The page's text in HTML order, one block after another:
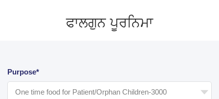
ਫਾਲਗੁਨ ਪੂਰਨਿਮਾ
Purpose*